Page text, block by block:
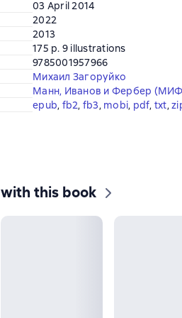
03 April 2014
2022
2013
175 p. 9 illustrations
9785001957966
Михаил Загоруйко
Манн, Иванов и Фербер
epub, fb2, fb3, mobi, pdf, txt,
this book